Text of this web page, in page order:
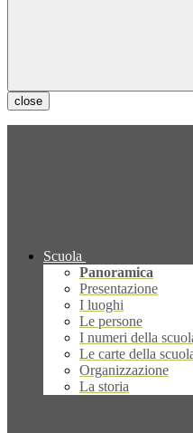
close
Scuola
Panoramica
Presentazione
I luoghi
Le persone
I numeri della
Le carte della
Organizzazione
La storia